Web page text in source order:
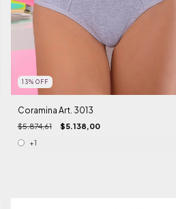
13% OFF
Coramina Art. 3013
$5.874,61 $5.138,00
+1